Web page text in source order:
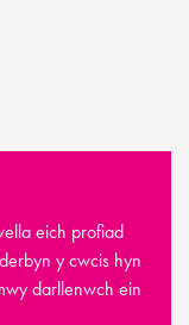
eich profiad
y cwcis hyn
darllenwch ein